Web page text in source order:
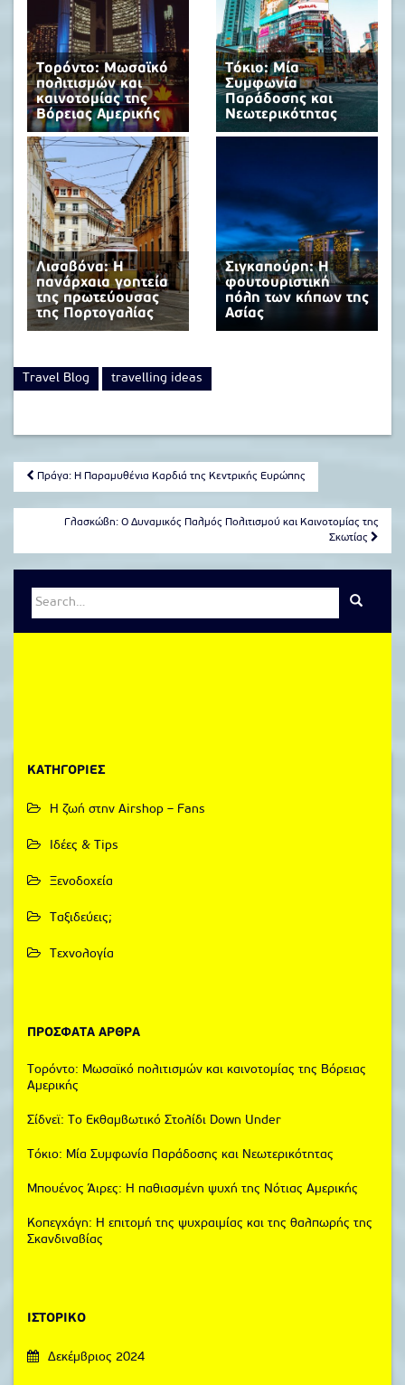
Τορόντο: Μωσαϊκό
πολιτισμών και
καινοτομίας της
Βόρειας Αμερικής
Τόκιο: Μία
Συμφωνία
Παράδοσης και
Νεωτερικότητας
Λισαβόνα: Η
πανάρχαια γοητεία
της πρωτεύουσας
της Πορτογαλίας
Σιγκαπούρη: Η
φουτουριστική
πόλη των κήπων της
Ασίας
Travel Blog travelling ideas
Post Πράγα: Η Παραμυθένια Καρδιά της Κεντρικής Ευρώπης
Γλασκώβη: Ο Δυναμικός Παλμός Πολιτισμού και Καινοτομίας της
Σκωτίας
Search
KΑΤΗΓΟΡΊΕΣ
Η ζωή στην Airshop – Fans
Ιδέες & Tips
Ξενοδοχεία
Ταξιδεύεις;
Τεχνολογία
ΠΡΌΣΦΑΤΑ ΆΡΘΡΑ
Τορόντο: Μωσαϊκό πολιτισμών και καινοτομίας της Βόρειας
Αμερικής
Σίδνεϊ: Το Εκθαμβωτικό Στολίδι Down Under
Τόκιο: Μία Συμφωνία Παράδοσης και Νεωτερικότητας
Μπουένος Άιρες: Η παθιασμένη ψυχή της Νότιας Αμερικής
Κοπεγχάγη: Η επιτομή της ψυχραιμίας και της θαλπωρής της
Σκανδιναβίας
ΙΣΤΟΡΙΚΌ
Δεκέμβριος 2024